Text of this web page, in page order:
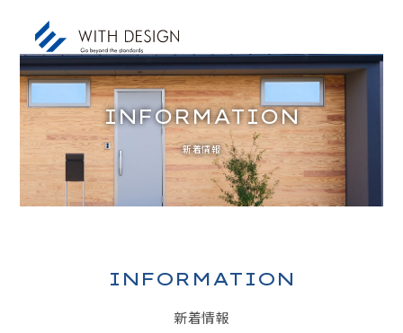
お知らせ / INFORMATION
人生設計 / LIFE PLAN
家づくりのコンセプト / CONCEPT
アフターサービス / AFTER SERVICE
INFORMATION
新着情報
INFORMATION
新着情報